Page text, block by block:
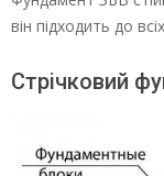
він підходить до
Стрічковий